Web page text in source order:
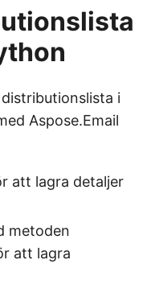
i
Aspose.Email
att lagra detaljer
metoden
att lagra